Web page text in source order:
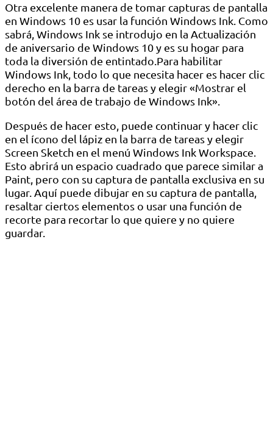
Otra excelente manera de tomar capturas de pantalla
en Windows 10 es usar la función Windows Ink. Como
sabrá, Windows Ink se introdujo en la Actualización
de aniversario de Windows 10 y es su hogar para
toda la diversión de entintado.Para habilitar
Windows Ink, todo lo que necesita hacer es hacer clic
derecho en la barra de tareas y elegir «Mostrar el
botón del área de trabajo de Windows Ink».
Después de hacer esto, puede continuar y hacer clic
en el ícono del lápiz en la barra de tareas y elegir
Screen Sketch en el menú Windows Ink Workspace.
Esto abrirá un espacio cuadrado que parece similar a
Paint, pero con su captura de pantalla exclusiva en su
lugar. Aquí puede dibujar en su captura de pantalla,
resaltar ciertos elementos o usar una función de
recorte para recortar lo que quiere y no quiere
guardar.